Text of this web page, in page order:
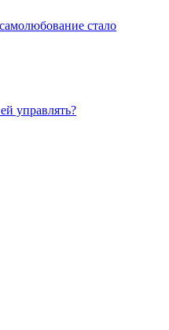
стало
управлять?